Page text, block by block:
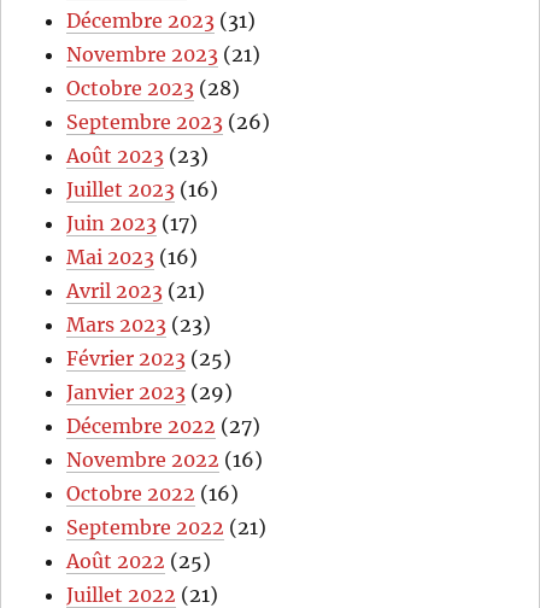
Décembre 2023 (31)
Novembre 2023 (21)
Octobre 2023 (28)
Septembre 2023 (26)
Août 2023 (23)
Juillet 2023 (16)
Juin 2023 (17)
Mai 2023 (16)
Avril 2023 (21)
Mars 2023 (23)
Février 2023 (25)
Janvier 2023 (29)
Décembre 2022 (27)
Novembre 2022 (16)
Octobre 2022 (16)
Septembre 2022 (21)
Août 2022 (25)
Juillet 2022 (21)